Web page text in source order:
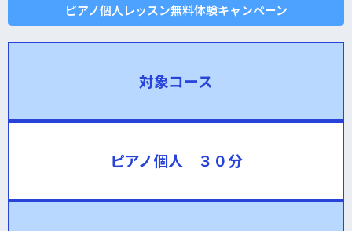
ピアノ個人レッスン無料体験キャンペーン
対象コース
ピアノ個人 ３０分